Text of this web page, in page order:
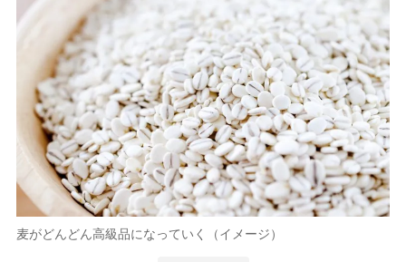
麦がどんどん高級品になっていく（イメージ）